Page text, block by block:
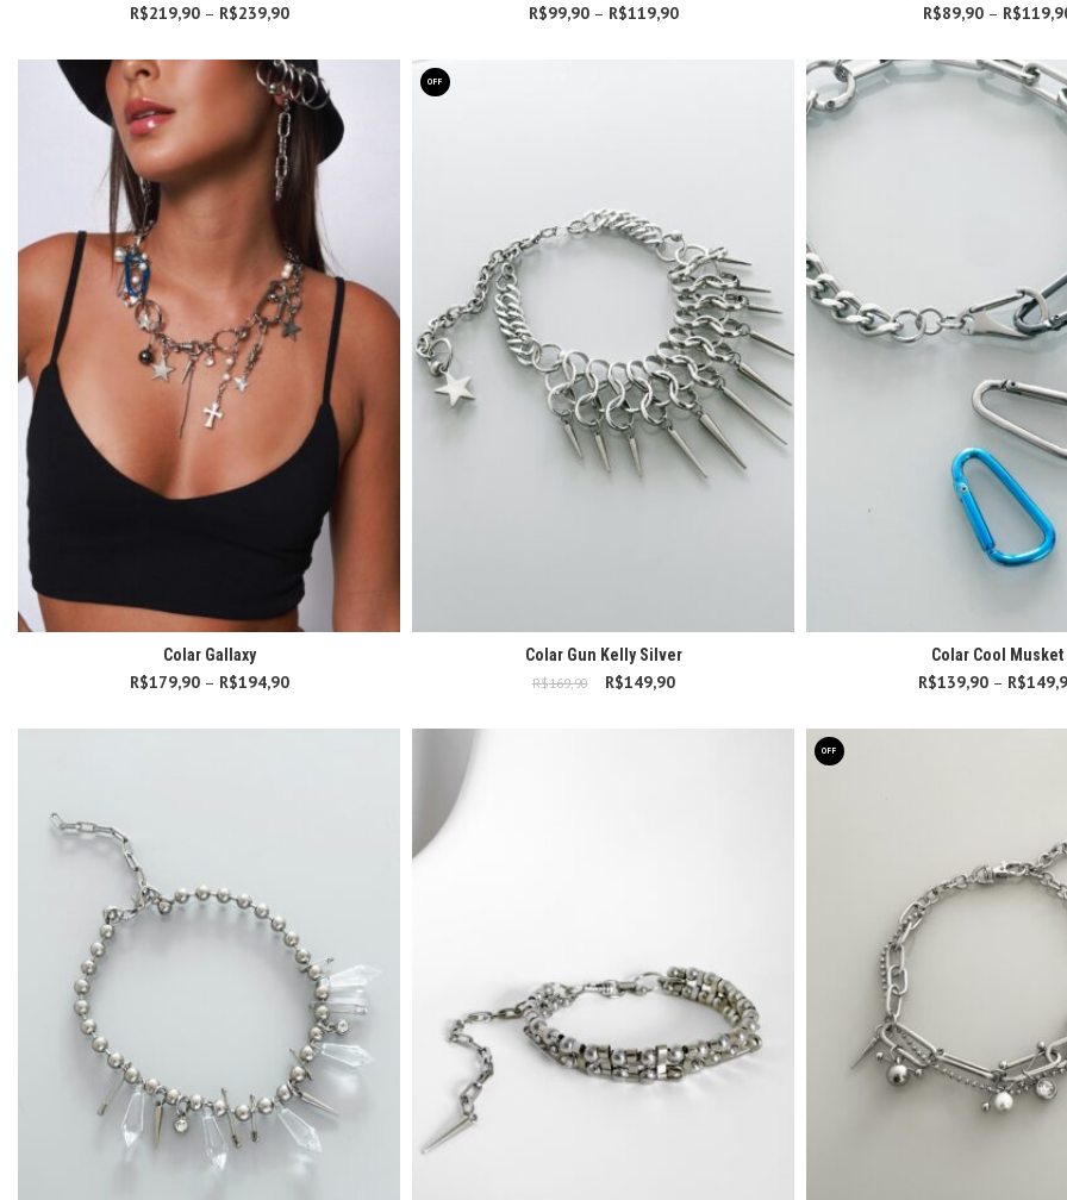
R$219,90 – R$239,90
através
R$239,90
R$99,90 – R$119,90 R$89,90 – R$
Colar Gallaxy
R$179,90 – R$194,90
através
OFF
Colar Gun Kelly Silver
R$169,90
O preço original era:
R$149,90
Colar Cool Musket
R$139,90 – R$
OFF